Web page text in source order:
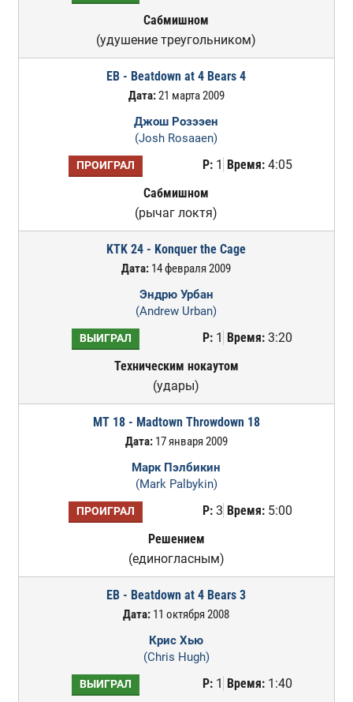
Сабмишном
(удушение треугольником)
EB - Beatdown at 4 Bears 4
Дата:21 марта 2009
Джош Розээен
(Josh Rosaaen)
ПРОИГРАЛ Р:1 Время:4:05
Сабмишном
(рычаг локтя)
KTK 24 - Konquer the Cage
Дата: 14 февраля 2009
Эндрю Урбан
(Andrew Urban)
ВЫИГРАЛ Р:1 Время:3:20
Техническим нокаутом
(удары)
MT 18 - Madtown Throwdown 18
Дата:17 января 2009
Марк Пэлбикин
(Mark Palbykin)
ПРОИГРАЛ Р:3 Время:5:00
Решением
(единогласным)
EB - Beatdown at 4 Bears 3
Дата: 11 октября 2008
Крис Хью
(Chris Hugh)
ВЫИГРАЛ Р:1 Время:1:40